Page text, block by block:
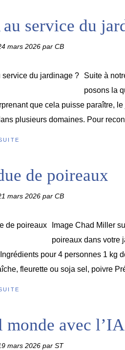
service du
mars 2026 par CB
Suite à
posons la
que cela puisse paraître,
plusieurs domaines. Pour
de poireaux
mars 2026 par CB
Image Chad Miller
poireaux dans votre
pour 4 personnes 1 kg
fleurette ou soja sel, poivre
monde avec
mars 2026 par ST